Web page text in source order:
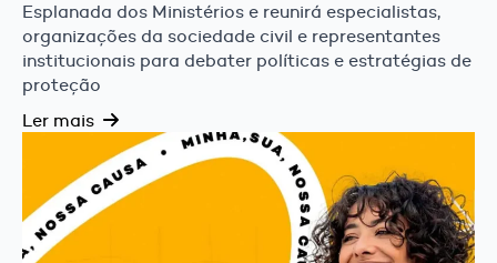
Esplanada dos Ministérios e reunirá especialistas,
organizações da sociedade civil e representantes
institucionais para debater políticas e estratégias de
proteção
Ler mais